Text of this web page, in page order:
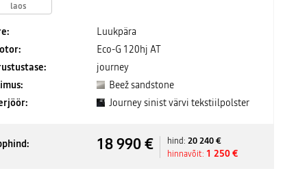
laos
Luukpära
Eco-G 120hj AT
journey
Beež sandstone
Journey sinist värvi tekstiilpolster
18 990 € hind: 20 240 €
hinnavõit: 1 250 €